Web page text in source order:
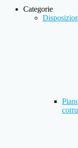
Categorie